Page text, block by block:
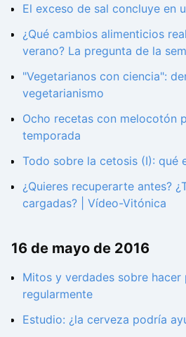
El exceso de sal concluye en
¿Qué cambios alimenticios
verano? La pregunta de la
"Vegetarianos con ciencia":
vegetarianismo
Ocho recetas con melocotón
temporada
Todo sobre la cetosis (I): qué
¿Quieres recuperarte antes?
cargadas? | Vídeo-Vitónica
16 de mayo de 2016
Mitos y verdades sobre hacer
regularmente
Estudio: ¿la cerveza podría